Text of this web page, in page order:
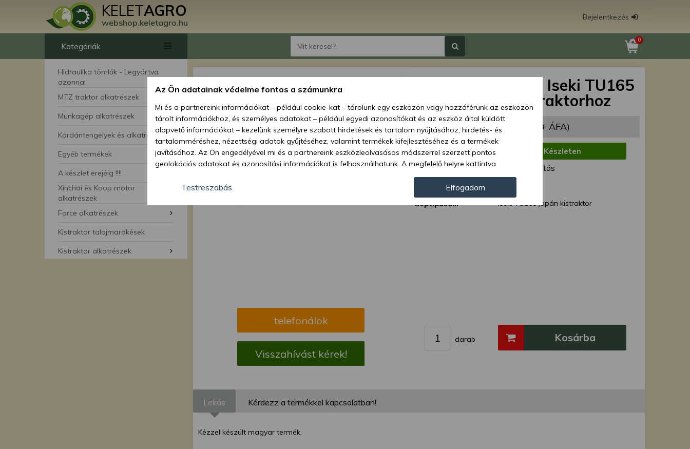
KELETAGRO
webshop.keletagro.hu
Bejelentkezés
Kategóriák
Hidraulika tömlők - Legyártva
azonnal
MTZ traktor alkatrészek
Munkagép alkatrészek
Kardántengelyek és alkatrészei
Egyéb termékek
A készlet erejéig !!!!
Xinchai és Koop motor
alkatrészek
Force alkatrészek
Kistraktor talajmarókések
Kistraktor alkatrészek
0
telefonálok
Visszahívást kérek!
Hengerfejtömítés Iseki TU165
típusú japán kistraktorhoz
Ár: 15 990 Ft (12 591 Ft + ÁFA)
Elérhetőség:
Készleten
Szállítási mód:
Normál szállítás
Cikkszám:
Géptípusok:
Iseki TU165 japán kistraktor
darab Kosárba
Leírás Kérdezz a termékkel kapcsolatban!
Kézzel készült magyar termék.
Az Ön adatainak védelme fontos a számunkra
Mi és a partnereink információkat – például cookie-kat – tárolunk egy eszközön vagy hozzáférünk az eszközön
tárolt információkhoz, és személyes adatokat – például egyedi azonosítókat és az eszköz által küldött
alapvető információkat – kezelünk személyre szabott hirdetések és tartalom nyújtásához, hirdetés- és
tartalomméréshez, nézettségi adatok gyűjtéséhez, valamint termékek kifejlesztéséhez és a termékek
javításához. Az Ön engedélyével mi és a partnereink eszközleolvasásos módszerrel szerzett pontos
geolokációs adatokat és azonosítási információkat is felhasználhatunk. A megfelelő helyre kattintva
hozzájárulhat ahhoz, hogy mi és a partnereink a fent leírtak szerint adatkezelést végezzünk. Másik
lehetőségként a hozzájárulás megadása vagy elutasítása előtt részletesebb információkhoz juthat, és
megváltoztathatja beállításait. Felhívjuk figyelmét, hogy személyes adatainak bizonyos kezeléséhez nem
feltétlenül szükséges az Ön hozzájárulása, de jogában áll tiltakozni az ilyen jellegű adatkezelés ellen. A
Testreszabás Elfogadom